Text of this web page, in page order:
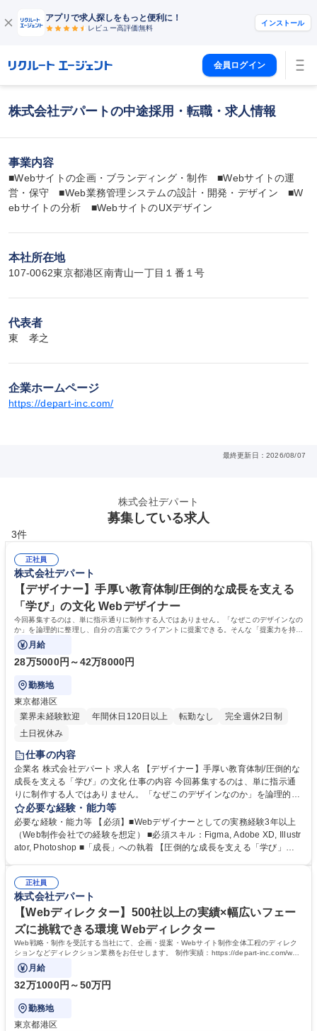
アプリで求人探しをもっと便利に！
レビュー高評価無料
インストール
会員ログイン
株式会社デパートの中途採用・転職・求人情報
事業内容
■Webサイトの企画・ブランディング・制作　■Webサイトの運
営・保守　■Web業務管理システムの設計・開発・デザイン　■W
ebサイトの分析　■WebサイトのUXデザイン
本社所在地
107-0062東京都港区南青山一丁目１番１号
代表者
東　孝之
企業ホームページ
https://depart-inc.com/
最終更新日：2026/08/07
株式会社デパート
募集している求人
3件
正社員
株式会社デパート
【デザイナー】手厚い教育体制/圧倒的な成長を支える
「学び」の文化 Webデザイナー
今回募集するのは、単に指示通りに制作する人ではありません。「なぜこのデザインなの
か」を論理的に整理し、自分の言葉でクライアントに提案できる。そんな「提案力を持っ
たデザイナー」を求めております。
月給
28万5000円～42万8000円
勤務地
東京都港区
業界未経験歓迎
年間休日120日以上 転勤なし
完全週休2日制
土日祝休み
仕事の内容
企業名 株式会社デパート 求人名 【デザイナー】手厚い教育体制/圧倒的な
成長を支える「学び」の文化 仕事の内容 今回募集するのは、単に指示通
りに制作する人ではありません。「なぜこのデザインなのか」を論理的に
整理し、自分の言葉でクライアントに提案できる。そんな「提案力を持っ
たデザイナー」を求めております。 Webサイト・Webサービスの構築に
おけるデザイン全般をお任せします。 ■プロジェクトのビジュアルデザイ
ン・情報設計 ■クライアントへのデザインコンセプト説明・提案 ■クリエ
制/圧倒的な成長を支える「学び」の文化
必要な経験・能力等
必要な経験・能力等 【必須】■Webデザイナーとしての実務経験3年以上
（Web制作会社での経験を想定） ■必須スキル：Figma, Adobe XD, Illustr
ator, Photoshop ■「成長」への執着 【圧倒的な成長を支える「学び」の
標や課題を整理しながら、次に伸ばすべきスキルを具体的に言語化してい
きます。デザイナーチームの評価は、抽象的・定性的な印象ではなく、新
しく身につけたスキルや取り組んだ内容、対応した案件が明確に評価へ反
映される仕組みになっています。 学歴・資格 学歴：大学院 大学 高専 短大
専修学校 高校 語学力： 資格：
正社員
株式会社デパート
【Webディレクター】500社以上の実績×幅広いフェー
ズに挑戦できる環境 Webディレクター
Web戦略・制作を受託する当社にて、企画・提案・Webサイト制作全体工程のディレク
ションなどディレクション業務をお任せします。 制作実績：https://depart-inc.com/work
s/
月給
32万1000円～50万円
勤務地
東京都港区